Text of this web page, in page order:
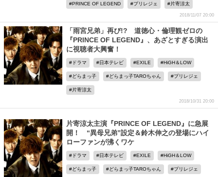
PRINCE OF LEGEND プリレジェ 片寄涼太
2018/11/07 20:00
「雨宮兄弟」再び!? 道徳心・倫理観ゼロの
『PRINCE OF LEGEND』、あざとすぎる演出
に視聴者大興奮！
ドラマ 日本テレビ EXILE HiGH＆LOW
どらまっ子 どらまっ子TAROちゃん プリレジェ
片寄涼太
2018/10/31 20:00
片寄涼太主演『PRINCE OF LEGEND』に急展
開！ “異母兄弟”設定＆鈴木伸之の登場にハイ
ローファンが沸くワケ
ドラマ 日本テレビ EXILE HiGH＆LOW
どらまっ子 どらまっ子TAROちゃん プリレジェ